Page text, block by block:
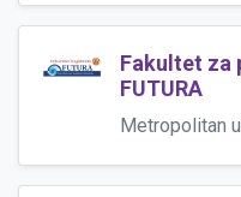
Fakultet za
FUTURA
Metropolitan